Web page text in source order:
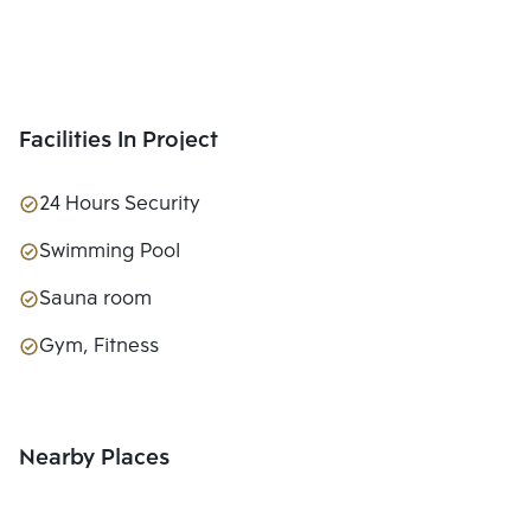
Facilities In Project
24 Hours Security
Swimming Pool
Sauna room
Gym, Fitness
Nearby Places